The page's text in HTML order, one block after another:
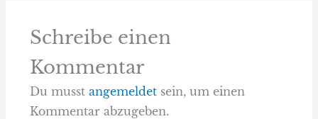
Schreibe einen
Kommentar
Du musst angemeldetsein, um einen
Kommentar abzugeben.